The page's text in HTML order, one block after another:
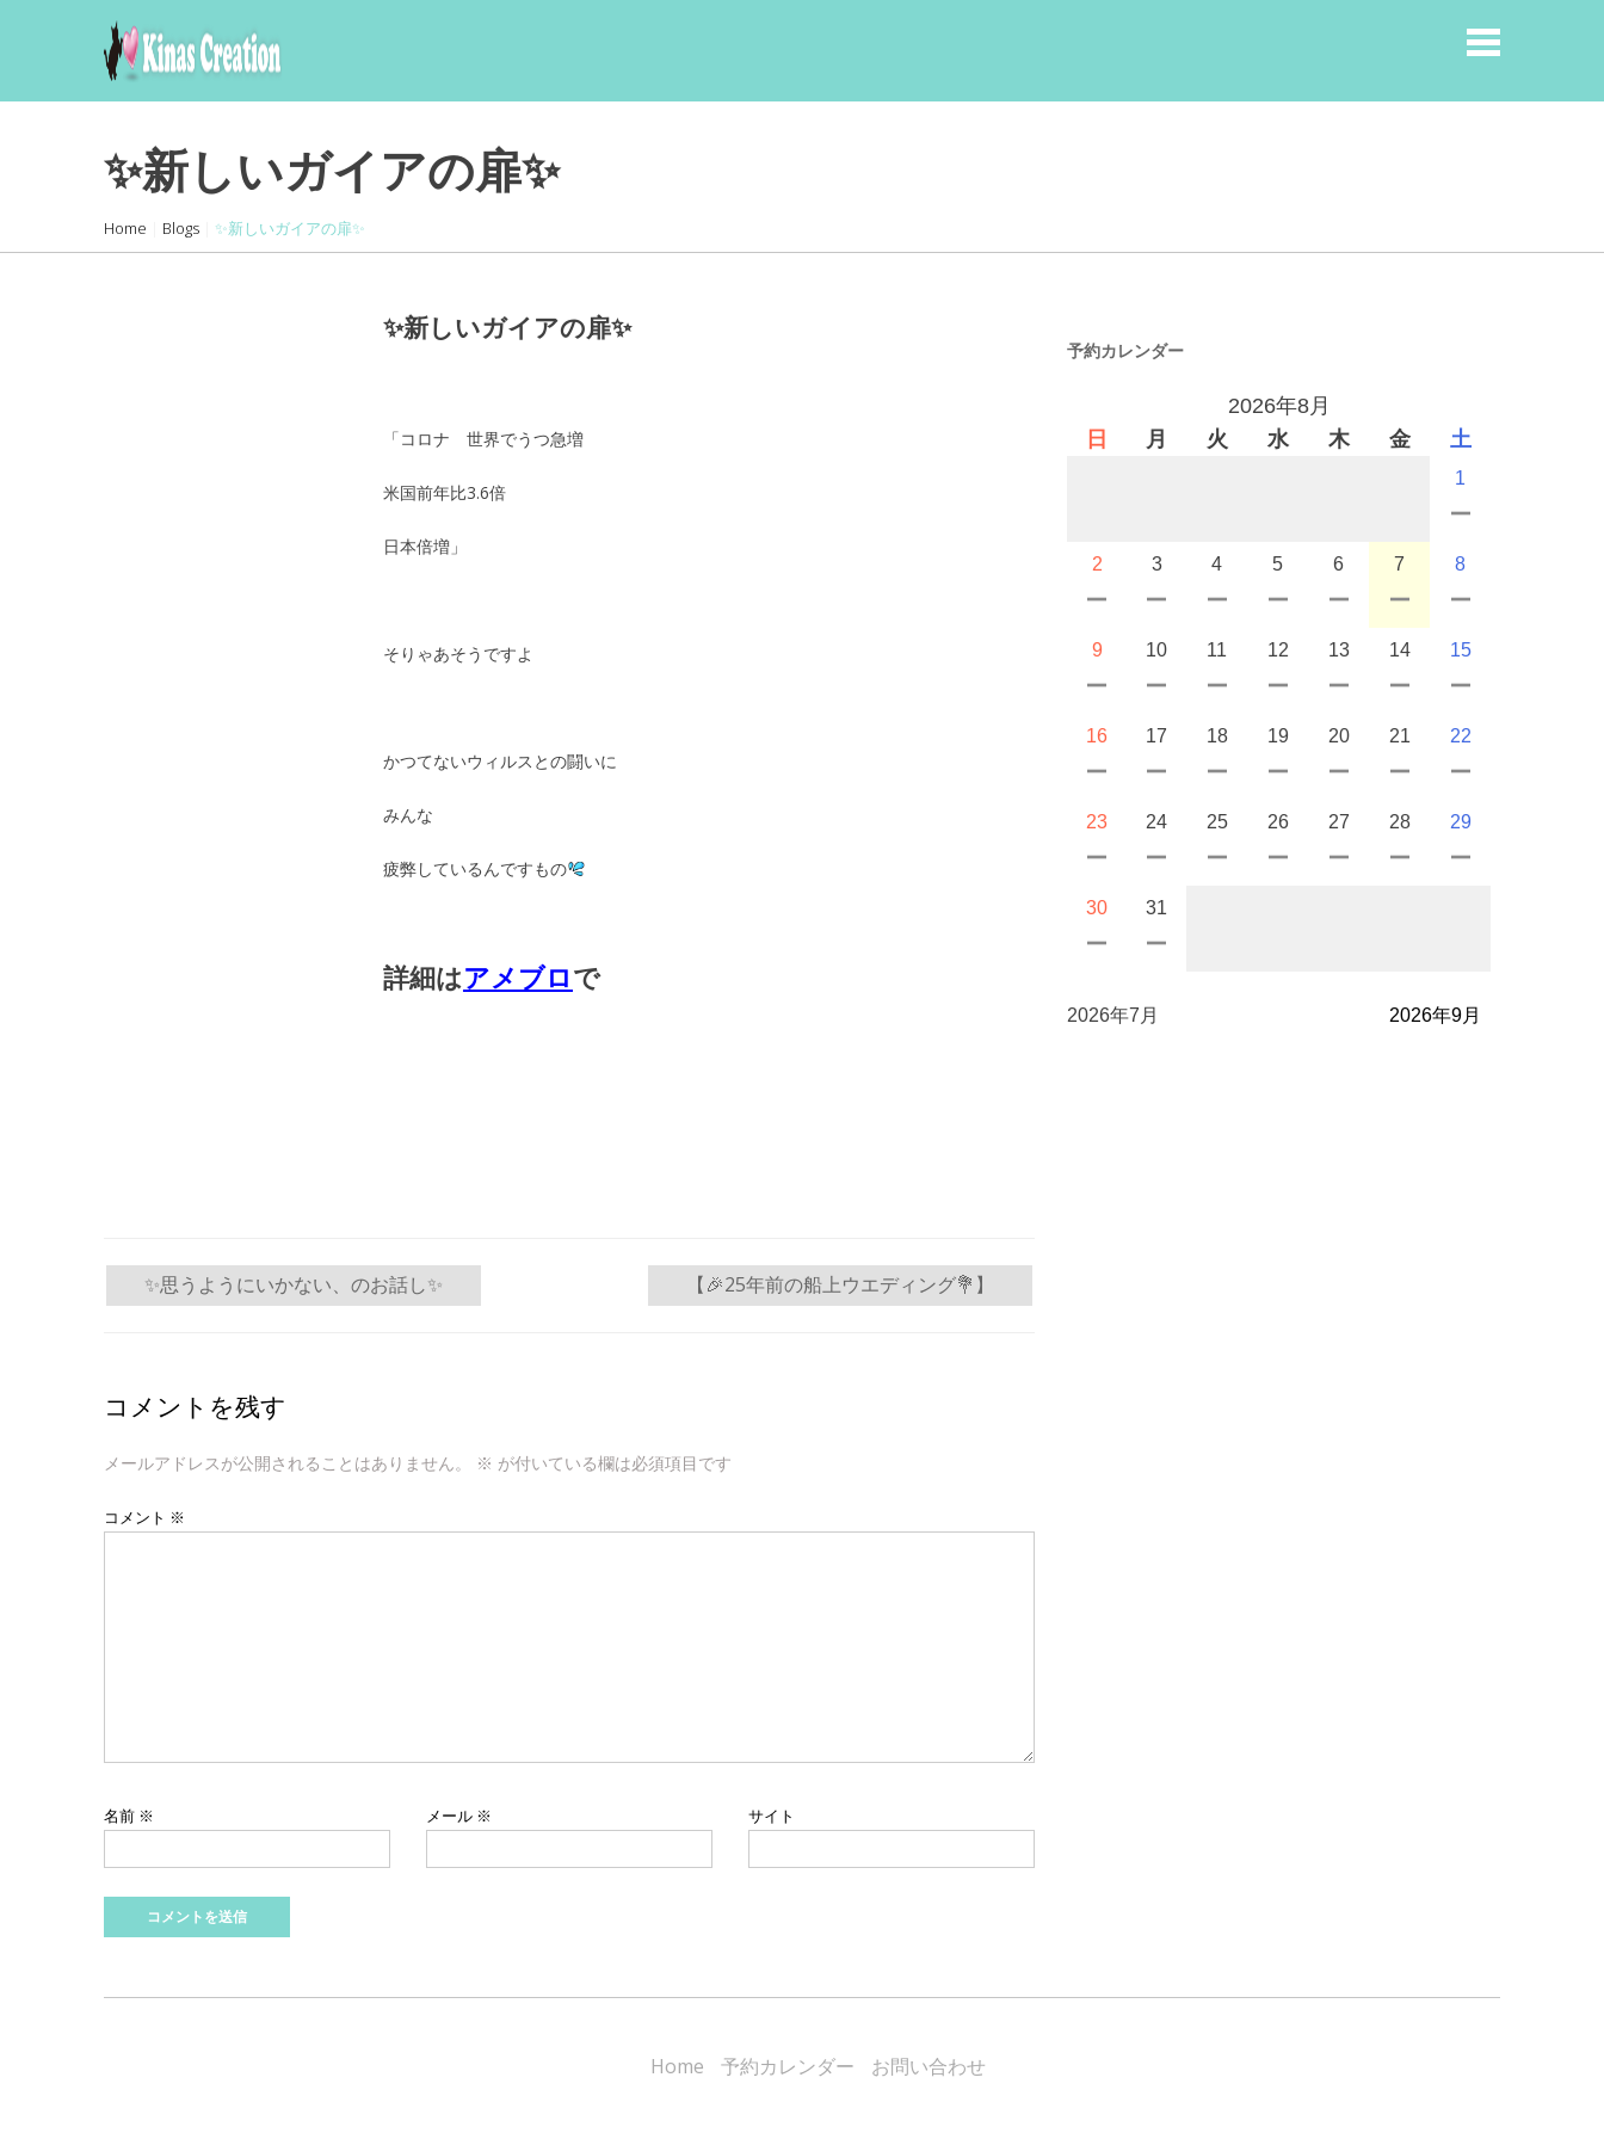
✨新しいガイアの扉✨
Home Blogs ✨新しいガイアの扉✨
✨新しいガイアの扉✨
「コロナ 世界でうつ急増
米国前年比3.6倍
日本倍増」
そりゃあそうですよ
かつてないウィルスとの闘いに
みんな
疲弊しているんですもの
詳細はアメブロ で
ビ
ゲ
ー
✨思うようにいかない、のお話し✨ 【🎉25年前の船上ウエディング💐】
コメントを残す
メールアドレスが公開されることはありません。 ※ が付いている欄は必須項目です
コメント ※
名前 ※ メール ※ サイト
予約カレンダー
2026年8月
日
月 火 水 木 金 土
1
2 3 4 5 6 7 8
9 10 11 12 13 14 15
16 17 18 19 20 21 22
23 24 25 26 27 28 29
30 31
2026年7月 2026年9月
Home 予約カレンダー お問い合わせ